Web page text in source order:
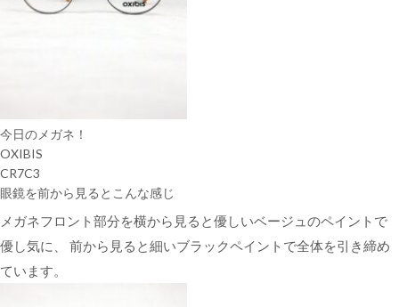
今日のメガネ！
OXIBIS
CR7C3
眼鏡を前から見るとこんな感じ
メガネフロント部分を横から見ると優しいベージュのペイントで
優し気に、 前から見ると細いブラックペイントで全体を引き締め
ています。